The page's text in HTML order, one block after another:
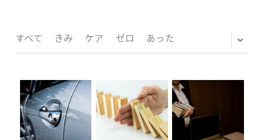
📸Who am I?（プロフィール）
🏙️社員が防ぐ不正と犯罪
🙌自傷・他害・パニックは防げますか？
🏫社会福祉法人ぐらんま
すべて きみ ケア ゼロ あった